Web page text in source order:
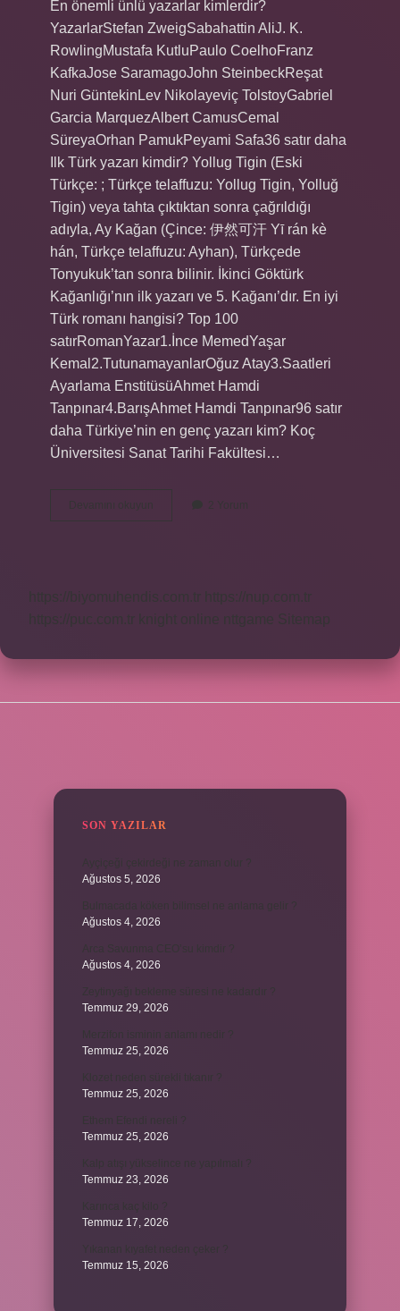
En önemli ünlü yazarlar kimlerdir?
YazarlarStefan ZweigSabahattin AliJ. K.
RowlingMustafa KutluPaulo CoelhoFranz
KafkaJose SaramagoJohn SteinbeckReşat
Nuri GüntekinLev Nikolayeviç TolstoyGabriel
Garcia MarquezAlbert CamusCemal
SüreyaOrhan PamukPeyami Safa36 satır daha
Ilk Türk yazarı kimdir? Yollug Tigin (Eski
Türkçe: ; Türkçe telaffuzu: Yollug Tigin, Yolluğ
Tigin) veya tahta çıktıktan sonra çağrıldığı
adıyla, Ay Kağan (Çince: 伊然可汗 Yī rán kè
hán, Türkçe telaffuzu: Ayhan), Türkçede
Tonyukuk’tan sonra bilinir. İkinci Göktürk
Kağanlığı’nın ilk yazarı ve 5. Kağanı’dır. En iyi
Türk romanı hangisi? Top 100
satırRomanYazar1.İnce MemedYaşar
Kemal2.TutunamayanlarOğuz Atay3.Saatleri
Ayarlama EnstitüsüAhmet Hamdi
Tanpınar4.BarışAhmet Hamdi Tanpınar96 satır
daha Türkiye’nin en genç yazarı kim? Koç
Üniversitesi Sanat Tarihi Fakültesi…
https://nup.com.tr
nttgame Sitemap
SON YAZILAR
Ağustos 5, 2026
Ağustos 4, 2026
Ağustos 4, 2026
Temmuz 29, 2026
Temmuz 25, 2026
Temmuz 25, 2026
Temmuz 25, 2026
Temmuz 23, 2026
Temmuz 17, 2026
Temmuz 15, 2026